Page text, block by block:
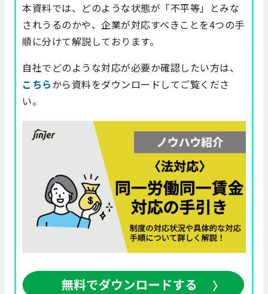
本資料では、どのような状態が「不平等」とみな
されうるのかや、企業が対応すべきことを4つの手
順に分けて解説しております。
自社でどのような対応が必要か確認したい方は、
こちらから資料をダウンロードしてご覧くださ
い。